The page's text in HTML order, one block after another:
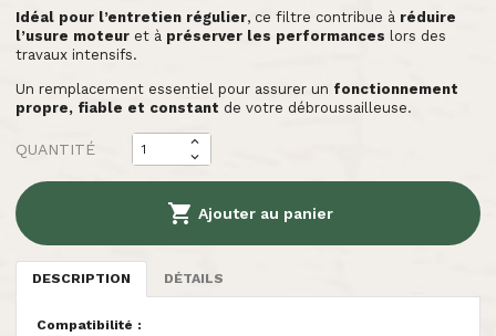
Idéal pour l’entretien régulier, ce filtre contribue à réduire
l’usure moteur et à préserver les performances lors des
travaux intensifs.
Un remplacement essentiel pour assurer un fonctionnement
propre, fiable et constant de votre débroussailleuse.
QUANTITÉ
 Ajouter au panier
DESCRIPTION DÉTAILS
Compatibilité :